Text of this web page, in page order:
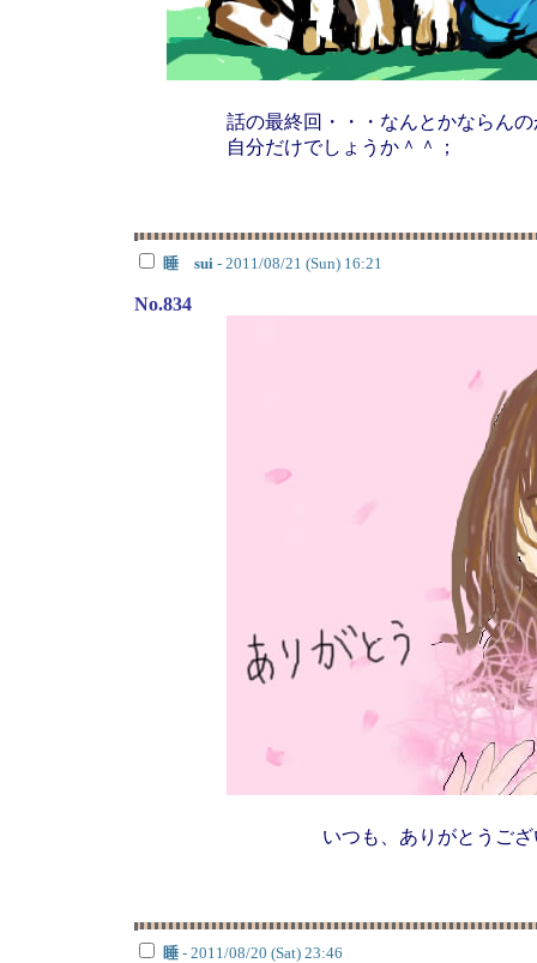
話の最終回・・・なんとかならん
自分だけでしょうか＾＾；
睡 sui - 2011/08/21 (Sun) 16:21
No.834
いつも、ありがとうご
睡 - 2011/08/20 (Sat) 23:46